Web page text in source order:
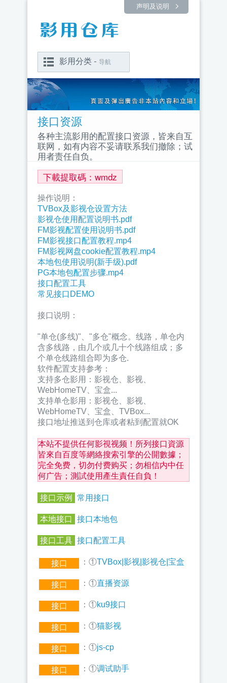
声明及说明
影用分类 - 导航
接口资源
各种主流影用的配置接口资源，皆来自互
联网，如有内容不妥请联系我们撤除；试
用者责任自负。
下載提取碼：wmdz
操作说明：
TVBox及影视仓设置方法
影视仓使用配置说明书.pdf
FM影视配置使用说明书.pdf
FM影视接口配置教程.mp4
FM影视网盘cookie配置教程.mp4
本地包使用说明(新手级).pdf
PG本地包配置步骤.mp4
接口配置工具
常见接口DEMO
接口说明：
"单仓(多线)"、"多仓"概念。线路，单仓内
含多线路，由几个或几十个线路组成；多
个单仓线路组合即为多仓.
软件配置支持参考：
支持多仓影用：影视仓、影视、
WebHomeTV、宝盒...
支持单仓影用：影视仓、影视、
WebHomeTV、宝盒、TVBox...
接口地址推送到仓库或者粘到配置就OK
本站不提供任何影視视频！所列接口資源
皆來自百度等網絡搜索引擎的公開數據；
完全免费，切勿付费购买；勿相信内中任
何广告；測試使用產生責任自負！
接口示例 常用接口
本地接口 接口本地包
接口工具 接口配置工具
接口 ：①TVBox|影视|影视仓|宝盒
接口 ：①直播资源
接口 ：①ku9接口
接口 ：①猫影视
接口 ：①js-cp
接口 ：①调试助手